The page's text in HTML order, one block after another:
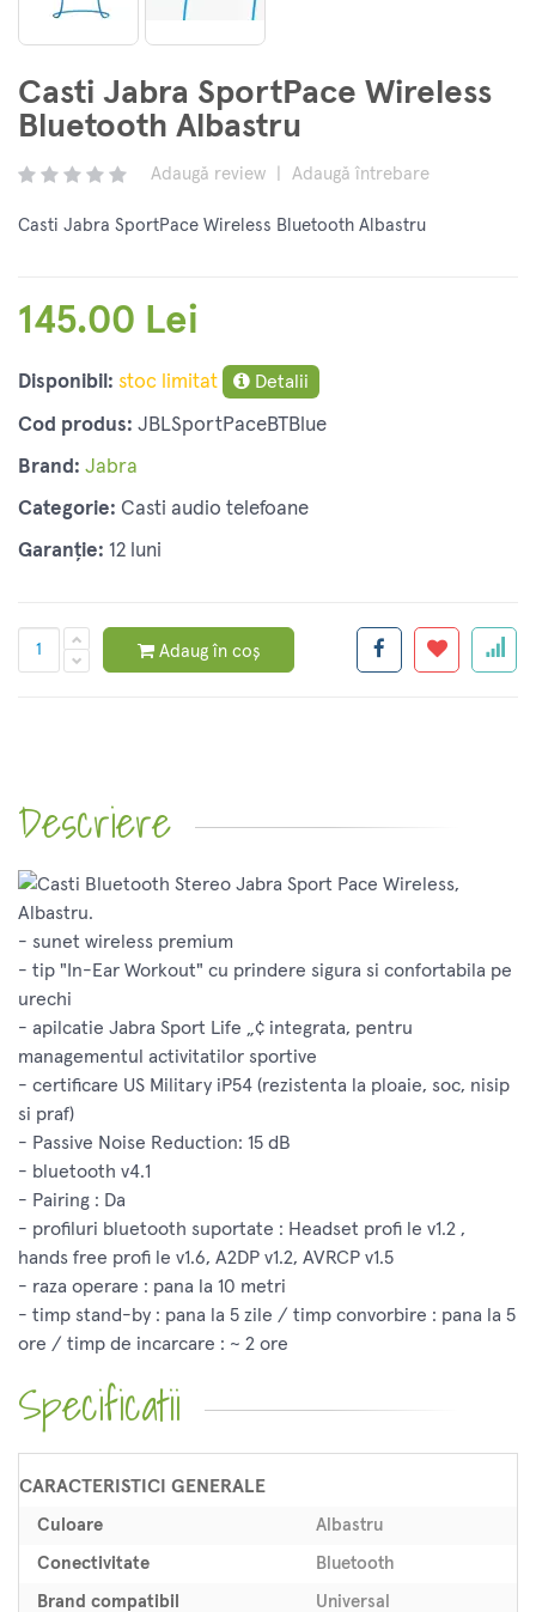
Casti Jabra SportPace Wireless
Bluetooth Albastru
Adaugă review Adaugă întrebare
Casti Jabra SportPace Wireless Bluetooth Albastru
145.00 Lei
Disponibil: stoc limitat Detalii
Cod produs: JBLSportPaceBTBlue
Brand: Jabra
Categorie: Casti audio telefoane
Garanție: 12 luni
Adaug în coș
Descriere
- sunet wireless premium
- tip "In-Ear Workout" cu prindere sigura si confortabila pe
urechi
- apilcatie Jabra Sport Life „¢ integrata, pentru
managementul activitatilor sportive
- certificare US Military iP54 (rezistenta la ploaie, soc, nisip
si praf)
- Passive Noise Reduction: 15 dB
- bluetooth v4.1
- Pairing : Da
- profiluri bluetooth suportate : Headset profi le v1.2 ,
hands free profi le v1.6, A2DP v1.2, AVRCP v1.5
- raza operare : pana la 10 metri
- timp stand-by : pana la 5 zile / timp convorbire : pana la 5
ore / timp de incarcare : ~ 2 ore
Specificatii
CARACTERISTICI GENERALE
Culoare Albastru
Conectivitate Bluetooth
Brand compatibil Universal